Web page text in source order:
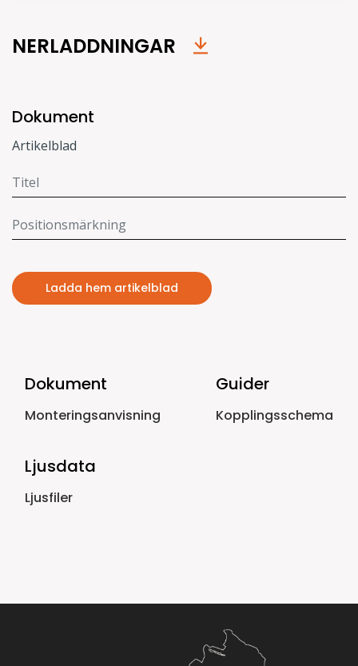
NERLADDNINGAR
Dokument
Artikelblad
Ladda hem artikelblad
Dokument
Monteringsanvisning
Guider
Kopplingsschema
Ljusdata
Ljusfiler